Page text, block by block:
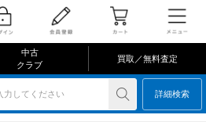
中古
クラブ
買取／無料査定
力してください 詳細検索